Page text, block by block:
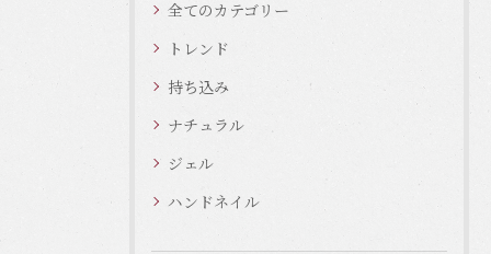
全てのカテゴリー
トレンド
持ち込み
ナチュラル
ジェル
ハンドネイル